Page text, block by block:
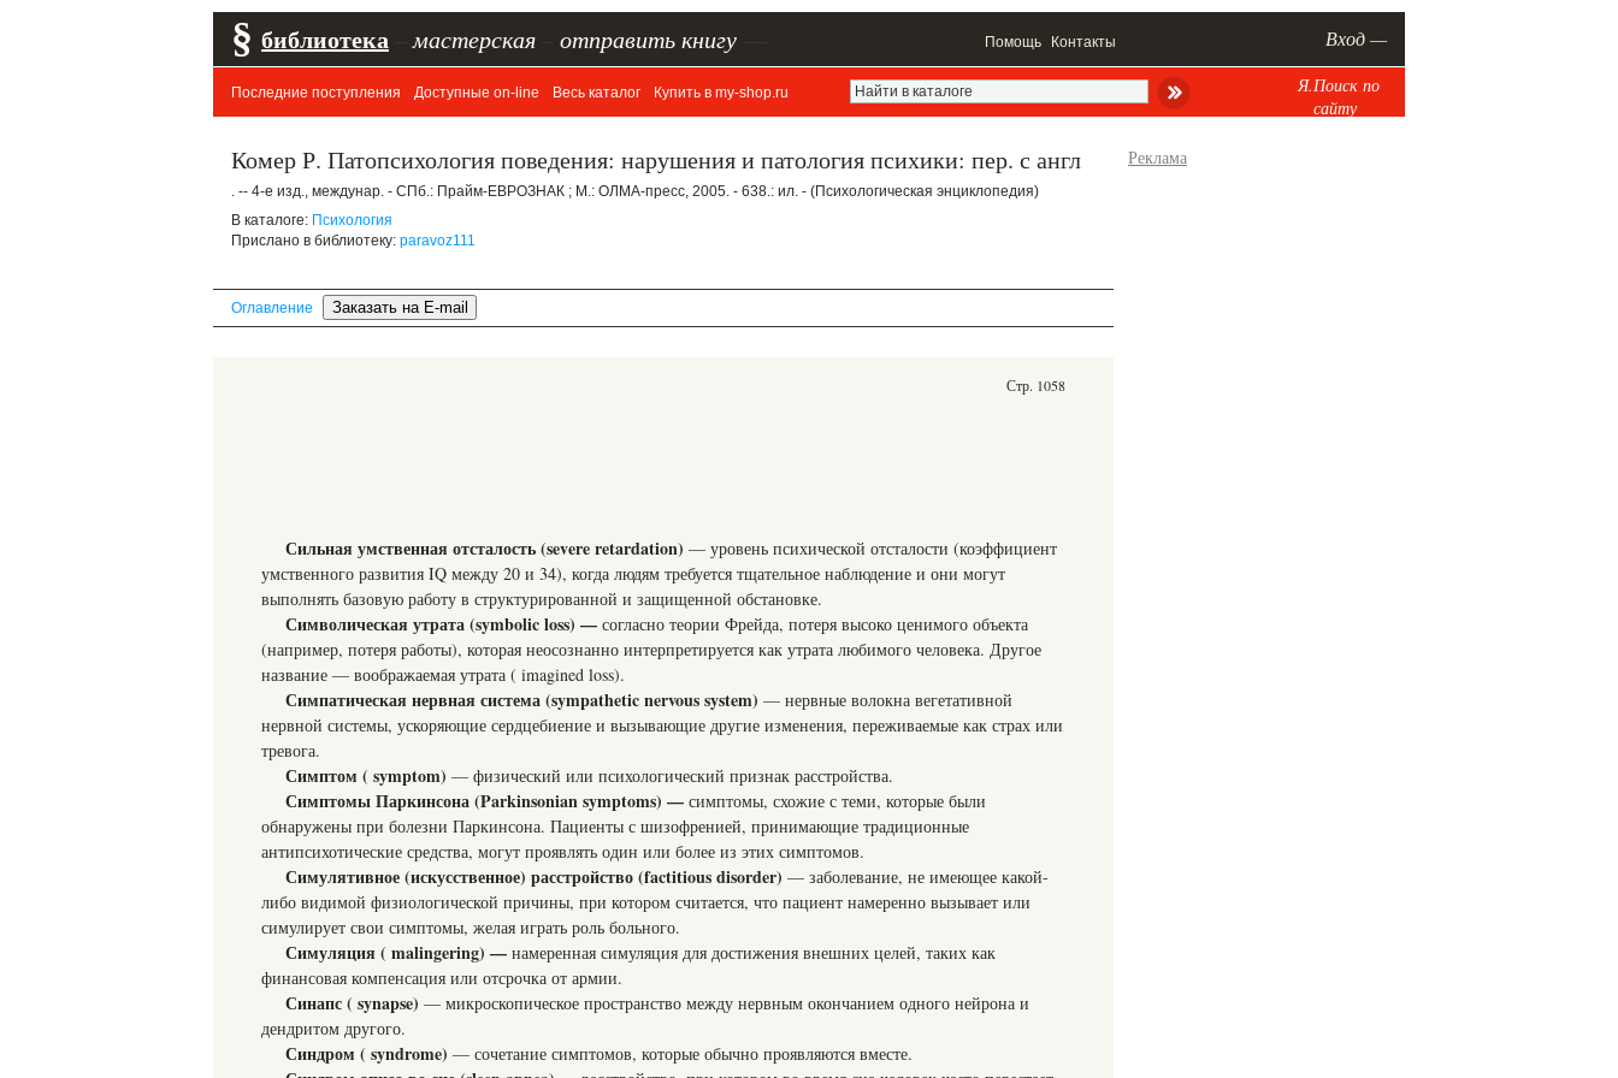
§ библиотека мастерская отправить книгу Помощь Контакты Вход —
Последние поступления Доступные on-line Весь каталог Купить в my-shop.ru
Я.Поиск по
сайту
Комер Р. Патопсихология поведения: нарушения и патология психики: пер. с англ
. -- 4-е изд., междунар. - СПб.: Прайм-ЕВРОЗНАК ; М.: ОЛМА-пресс, 2005. - 638.: ил. - (Психологическая энциклопедия)
В каталоге: Психология
Прислано в библиотеку: paravoz111
Оглавление
Стр. 1058
Сильная умственная отсталость (severe retardation) — уровень психической отсталости (коэффициент
умственного развития IQ между 20 и 34), когда людям требуется тщательное наблюдение и они могут
выполнять базовую работу в структурированной и защищенной обстановке.
Символическая утрата (symbolic loss) — согласно теории Фрейда, потеря высоко ценимого объекта
(например, потеря работы), которая неосознанно интерпретируется как утрата любимого человека. Другое
название — воображаемая утрата ( imagined loss).
Симпатическая нервная система (sympathetic nervous system) — нервные волокна вегетативной
нервной системы, ускоряющие сердцебиение и вызывающие другие изменения, переживаемые как страх или
тревога.
Симптом ( symptom) — физический или психологический признак расстройства.
Симптомы Паркинсона (Parkinsonian symptoms) — симптомы, схожие с теми, которые были
обнаружены при болезни Паркинсона. Пациенты с шизофренией, принимающие традиционные
антипсихотические средства, могут проявлять один или более из этих симптомов.
Симулятивное (искусственное) расстройство (factitious disorder) — заболевание, не имеющее какой-
либо видимой физиологической причины, при котором считается, что пациент намеренно вызывает или
симулирует свои симптомы, желая играть роль больного.
Симуляция ( malingering) — намеренная симуляция для достижения внешних целей, таких как
финансовая компенсация или отсрочка от армии.
Синапс ( synapse) — микроскопическое пространство между нервным окончанием одного нейрона и
дендритом другого.
Синдром ( syndrome) — сочетание симптомов, которые обычно проявляются вместе.
Реклама